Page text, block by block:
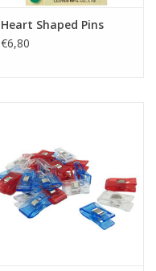
Heart Shaped Pins
€6,80